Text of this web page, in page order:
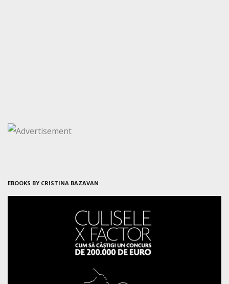
EBOOKS BY CRISTINA BAZAVAN